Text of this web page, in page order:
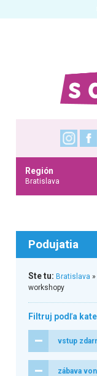
Región
Bratislava
Podujatia
Ste tu: Bratislava »
workshopy
Filtruj podľa
vstup
zábava